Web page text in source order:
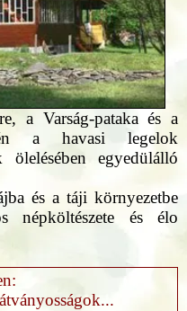
a Varság-pataka és a
a havasi legelok
egyedülálló
és a táji környezetbe
népköltészete és élo